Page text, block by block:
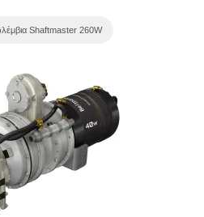
Shaftmaster 260W